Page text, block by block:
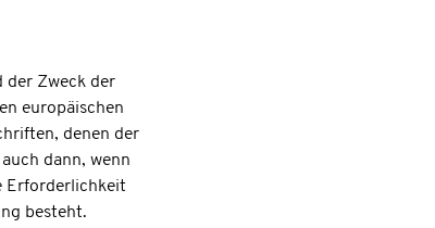
der Zweck der
europäischen
denen der
dann, wenn
Erforderlichkeit
besteht.